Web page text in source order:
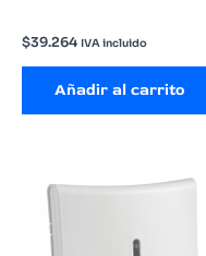
$39.264 IVA incluido
Añadir al carrito